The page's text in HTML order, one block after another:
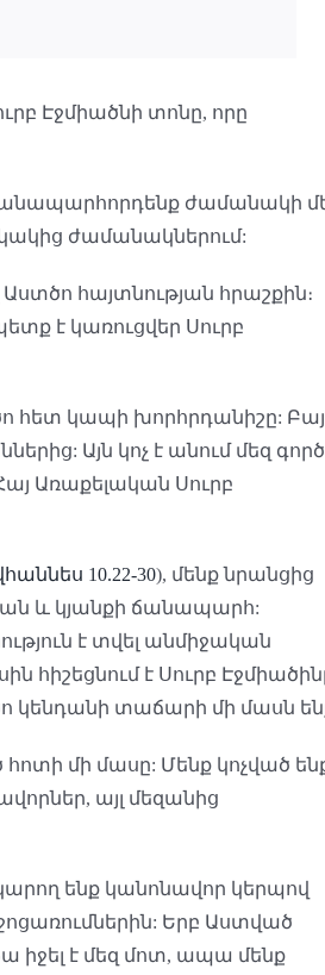
Էջմիածնի տոնը, որը
ճանապարհորդենք ժամանակի
ժամանակներում:
հայտնության հրաշքին։
է կառուցվեր Սուրբ
հետ կապի խորհրդանիշը:
Այն կոչ է անում մեզ
Առաքելական Սուրբ
10.22-30), մենք նրանցից
և կյանքի ճանապարհ:
է տվել անմիջական
հիշեցնում է Սուրբ
կենդանի տաճարի մի մասն
մի մասը: Մենք կոչված
այլ մեզանից
ենք կանոնավոր կերպով
Երբ Աստված
իջել է մեզ մոտ, ապա մենք